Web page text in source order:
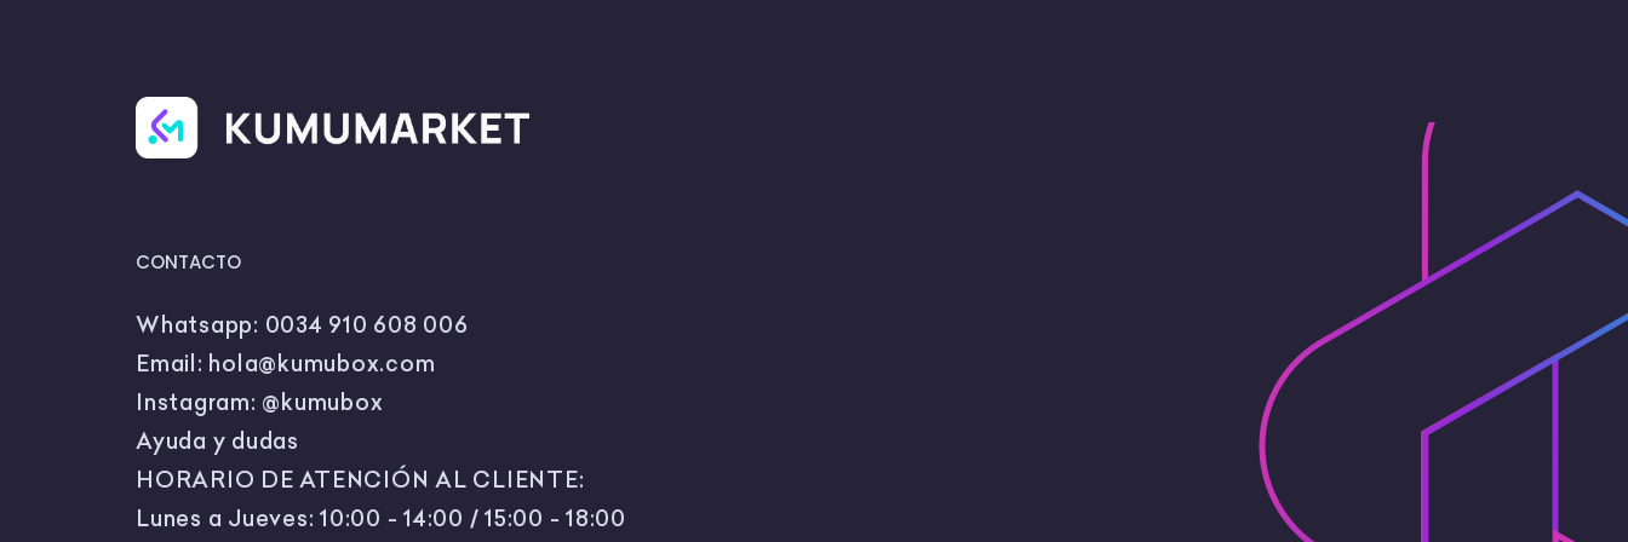
Promoción de la economía circular y gestión de
residuos.
CONTACTO
Whatsapp: 0034 910 608 006
Email: hola@kumubox.com
Instagram: @kumubox
Ayuda y dudas
HORARIO DE ATENCIÓN AL CLIENTE:
Lunes a Jueves: 10:00 - 14:00 / 15:00 - 18:00